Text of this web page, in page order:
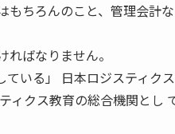
もちろんのこと、管理会計
ばなりません。
いる」 日本ロジスティク
ィクス教育の総合機関とし